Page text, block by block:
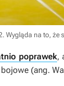
Wygląda na to, że
poprawek,
(ang.